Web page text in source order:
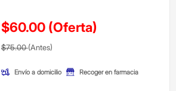
$60.00 (Oferta)
Precio reducido de
$75.00(Antes)(Oferta)
Envío a domicilio Recoger en farmacia